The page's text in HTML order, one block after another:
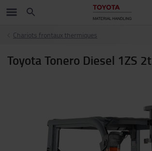
Chariots frontaux thermiques
Toyota Tonero Diesel 1ZS 2t